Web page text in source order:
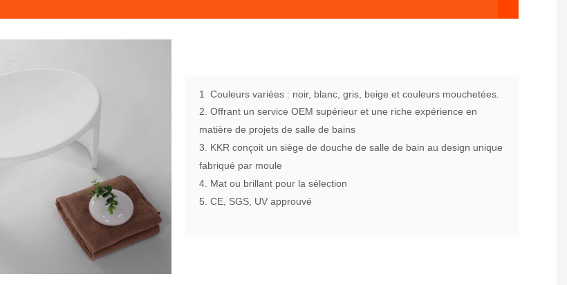
1 Couleurs variées : noir, blanc, gris, beige et couleurs mouchetées.
2. Offrant un service OEM supérieur et une riche expérience en
matière de projets de salle de bains
3. KKR conçoit un siège de douche de salle de bain au design unique
fabriqué par moule
4. Mat ou brillant pour la sélection
5. CE, SGS, UV approuvé